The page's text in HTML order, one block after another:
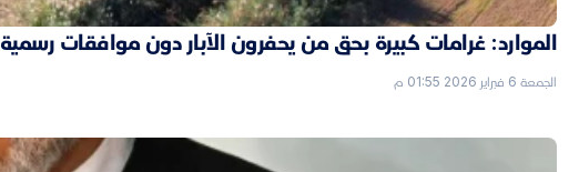
الموارد: غرامات كبيرة بحق من يحفرون الآبار دون موافقات رسمية
الجمعة 6 فبراير 2026 01:55 م